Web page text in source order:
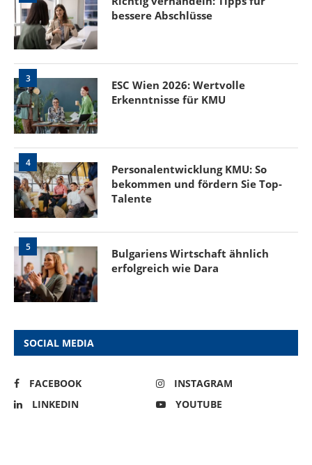
bessere Abschlüsse
3
ESC Wien 2026: Wertvolle
Erkenntnisse für KMU
4
Personalentwicklung KMU: So
bekommen und fördern Sie Top-
Talente
5
Bulgariens Wirtschaft ähnlich
erfolgreich wie Dara
SOCIAL MEDIA
FACEBOOK
INSTAGRAM
LINKEDIN
YOUTUBE